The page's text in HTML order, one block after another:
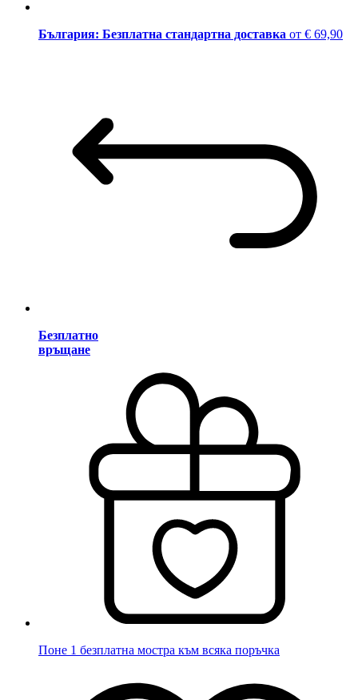
България: Безплатна стандартна доставка от € 69,90
Безплатно
връщане
Поне 1 безплатна мостра към всяка поръчка